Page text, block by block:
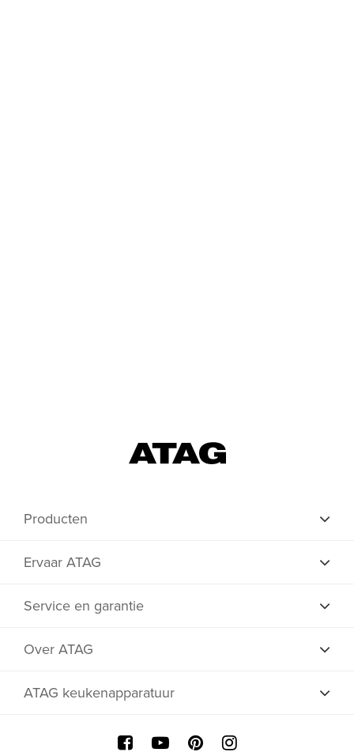
Producten
Ervaar ATAG
Service en garantie
Over ATAG
ATAG keukenapparatuur